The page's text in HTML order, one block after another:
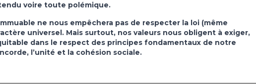
voire toute polémique.
ne nous empêchera pas de respecter la loi (même
universel. Mais surtout, nos valeurs nous obligent à exiger,
dans le respect des principes fondamentaux de notre
l’unité et la cohésion sociale.